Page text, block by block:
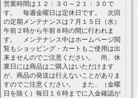
営業時間は１２：３０～２１：３０で
す。 毎週金曜日は定休日です。 次回
の定期メンテナンスは７月１５日（水）
午前２時から午前８時の間に行われま
す。 メンテナンス中はホームページ閲
覧もショッピング・カートもご使用は出
来ませんのでご注意ください。 尚、休
業日には商品はご購入はいただけます
が、商品の発送は行えないことがありま
すのでご注意ください。 また、（金曜
日を除く）毎日１６時までに入金確認が